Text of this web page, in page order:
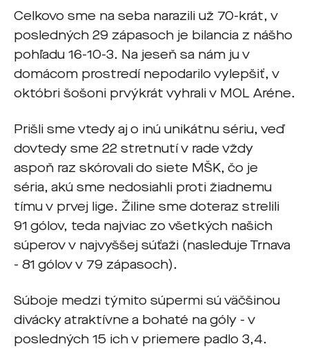
Celkovo sme na seba narazili už 70-krát, v
posledných 29 zápasoch je bilancia z nášho
pohľadu 16-10-3. Na jeseň sa nám ju v
domácom prostredí nepodarilo vylepšiť, v
októbri šošoni prvýkrát vyhrali v MOL Aréne.
Prišli sme vtedy aj o inú unikátnu sériu, veď
dovtedy sme 22 stretnutí v rade vždy
aspoň raz skórovali do siete MŠK, čo je
séria, akú sme nedosiahli proti žiadnemu
tímu v prvej lige. Žiline sme doteraz strelili
91 gólov, teda najviac zo všetkých našich
súperov v najvyššej súťaži (nasleduje Trnava
- 81 gólov v 79 zápasoch).
Súboje medzi týmito súpermi sú väčšinou
divácky atraktívne a bohaté na góly - v
posledných 15 ich v priemere padlo 3,4.